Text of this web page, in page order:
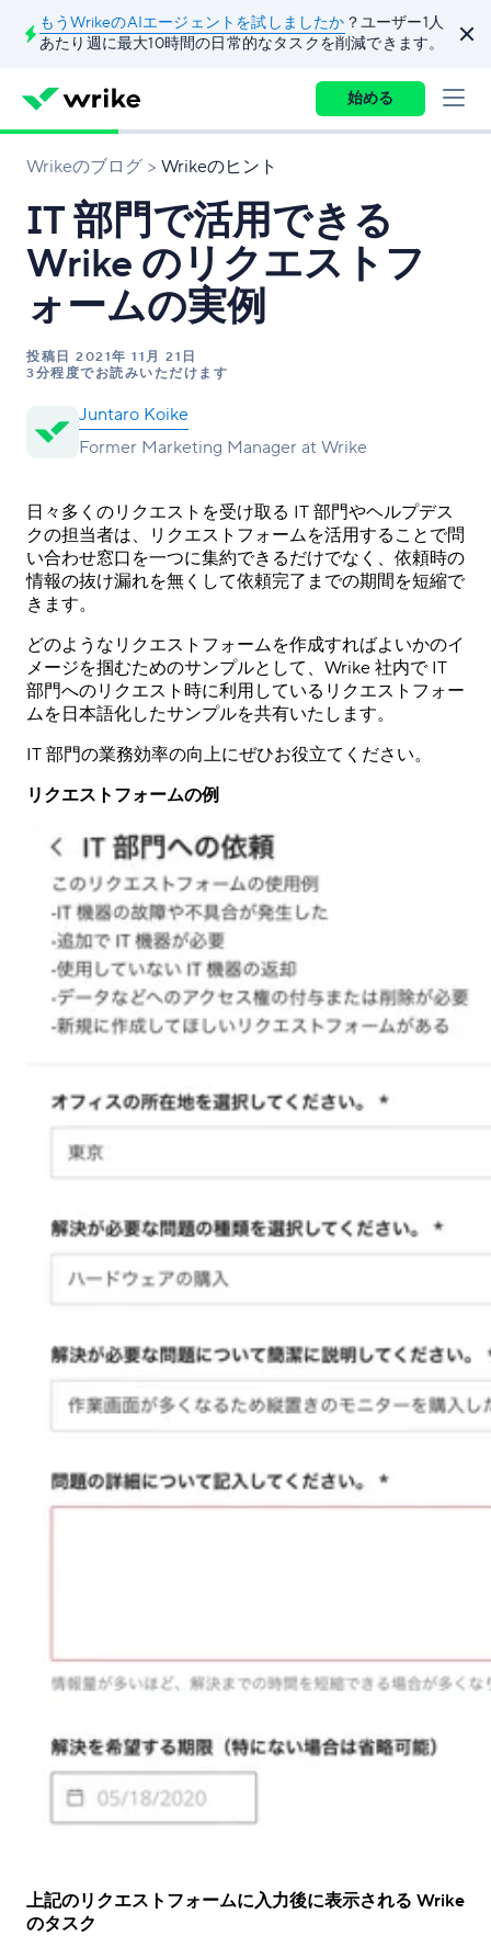
もうWrikeのAIエージェントを試しましたか ？ユーザー1人
あたり週に最大10時間の日常的なタスクを削減できます。
始める
Wrikeのブログ Wrikeのヒント
IT 部門で活用できる
Wrike のリクエストフ
ォームの実例
投稿日 2021年 11月 21日
3分程度でお読みいただけます
Juntaro Koike
Former Marketing Manager at Wrike
日々多くのリクエストを受け取る IT 部門やヘルプデス
クの担当者は、リクエストフォームを活用することで問
い合わせ窓口を一つに集約できるだけでなく、依頼時の
情報の抜け漏れを無くして依頼完了までの期間を短縮で
きます。
どのようなリクエストフォームを作成すればよいかのイ
メージを掴むためのサンプルとして、Wrike 社内で IT
部門へのリクエスト時に利用しているリクエストフォー
ムを日本語化したサンプルを共有いたします。
IT 部門の業務効率の向上にぜひお役立てください。
リクエストフォームの例
上記のリクエストフォームに入力後に表示される Wrike
のタスク